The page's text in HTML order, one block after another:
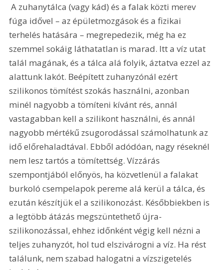
A zuhanytálca (vagy kád) és a falak közti merev
fúga idővel – az épületmozgások és a fizikai
terhelés hatására – megrepedezik, még ha ez
szemmel sokáig láthatatlan is marad. Itt a víz utat
talál magának, és a tálca alá folyik, áztatva ezzel az
alattunk lakót. Beépített zuhanyzónál ezért
szilikonos tömítést szokás használni, azonban
minél nagyobb a tömíteni kívánt rés, annál
vastagabban kell a szilikont használni, és annál
nagyobb mértékű zsugorodással számolhatunk az
idő előrehaladtával. Ebből adódóan, nagy réseknél
nem lesz tartós a tömítettség. Vízzárás
szempontjából előnyös, ha közvetlenül a falakat
burkoló csempelapok pereme alá kerül a tálca, és
ezután készítjük el a szilikonozást. Későbbiekben is
a legtöbb átázás megszüntethető újra-
szilikonozással, ehhez időnként végig kell nézni a
teljes zuhanyzót, hol tud elszivárogni a víz. Ha rést
találunk, nem szabad halogatni a vízszigetelés